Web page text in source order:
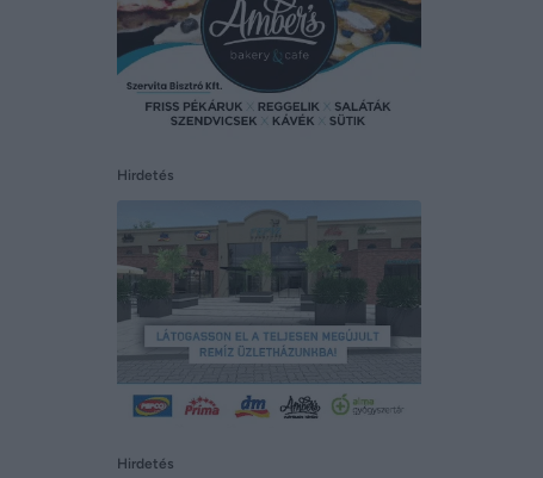
Hirdetés
Hirdetés